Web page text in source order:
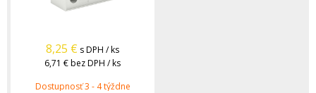
8,25 € s DPH / ks
6,71 €bez DPH / ks
Dostupnosť 3 - 4 týždne